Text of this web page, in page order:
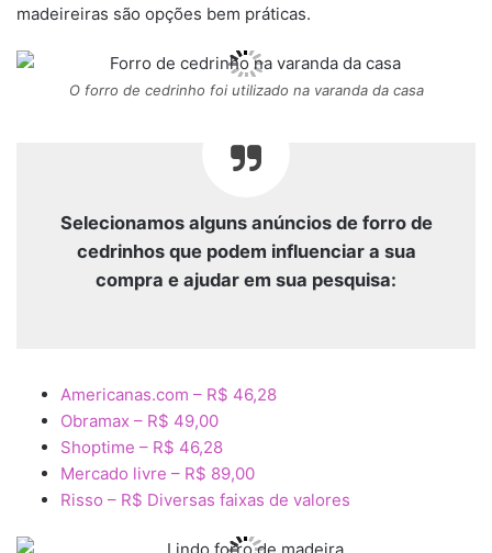
madeireiras são opções bem práticas.
O forro de cedrinho foi utilizado na varanda da casa
Selecionamos alguns anúncios de forro de
cedrinhos que podem influenciar a sua
compra e ajudar em sua pesquisa:
Americanas.com – R$ 46,28
Obramax – R$ 49,00
Shoptime – R$ 46,28
Mercado livre – R$ 89,00
Risso – R$ Diversas faixas de valores